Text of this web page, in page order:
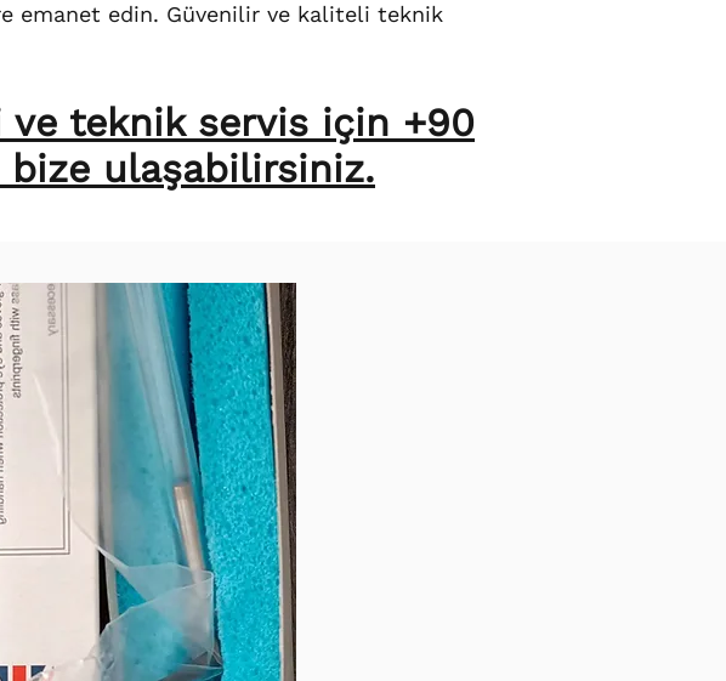
emanet edin. Güvenilir ve kaliteli teknik
teknik servis için +90
bize ulaşabilirsiniz.